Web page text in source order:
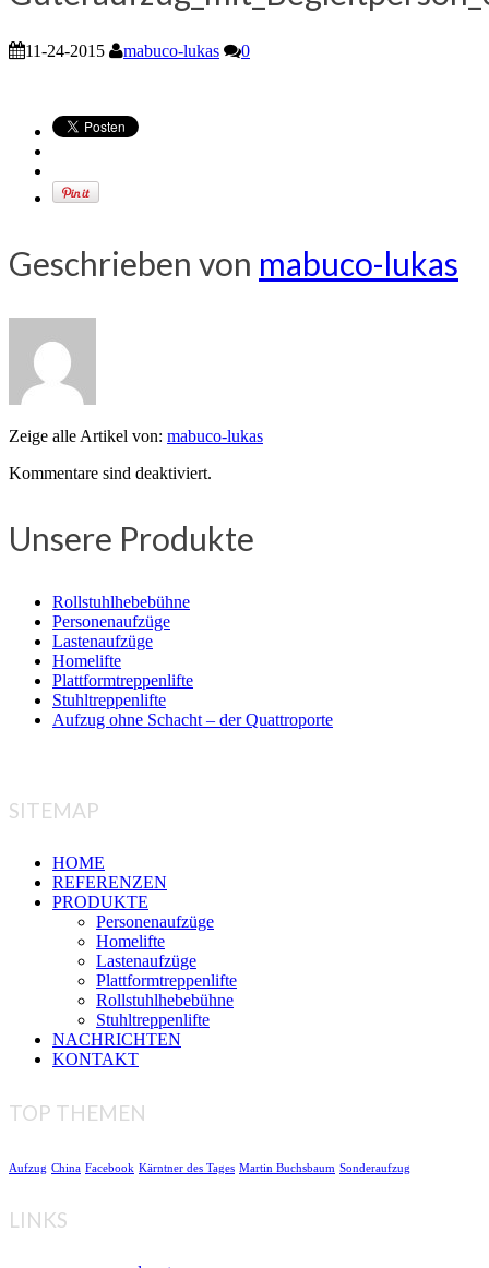
11-24-2015 mabuco-lukas 0
Geschrieben von mabuco-lukas
Zeige alle Artikel von: mabuco-lukas
Kommentare sind deaktiviert.
Unsere Produkte
Rollstuhlhebebühne
Personenaufzüge
Lastenaufzüge
Homelifte
Plattformtreppenlifte
Stuhltreppenlifte
Aufzug ohne Schacht – der Quattroporte
SITEMAP
HOME
REFERENZEN
PRODUKTE
Personenaufzüge
Homelifte
Lastenaufzüge
Plattformtreppenlifte
Rollstuhlhebebühne
Stuhltreppenlifte
NACHRICHTEN
KONTAKT
TOP THEMEN
Aufzug China Facebook Kärntner des Tages Martin Buchsbaum Sonderaufzug
LINKS